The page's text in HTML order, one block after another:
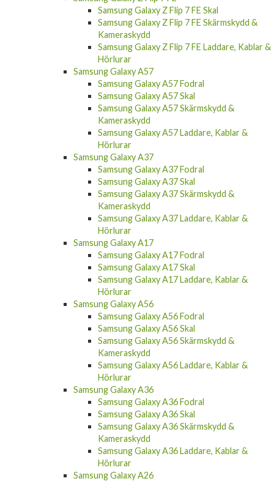
Samsung Galaxy Z Flip 7 FE Skal
Samsung Galaxy Z Flip 7 FE Skärmskydd &
Kameraskydd
Samsung Galaxy Z Flip 7 FE Laddare, Kablar &
Hörlurar
Samsung Galaxy A57
Samsung Galaxy A57 Fodral
Samsung Galaxy A57 Skal
Samsung Galaxy A57 Skärmskydd &
Kameraskydd
Samsung Galaxy A57 Laddare, Kablar &
Hörlurar
Samsung Galaxy A37
Samsung Galaxy A37 Fodral
Samsung Galaxy A37 Skal
Samsung Galaxy A37 Skärmskydd &
Kameraskydd
Samsung Galaxy A37 Laddare, Kablar &
Hörlurar
Samsung Galaxy A17
Samsung Galaxy A17 Fodral
Samsung Galaxy A17 Skal
Samsung Galaxy A17 Laddare, Kablar &
Hörlurar
Samsung Galaxy A56
Samsung Galaxy A56 Fodral
Samsung Galaxy A56 Skal
Samsung Galaxy A56 Skärmskydd &
Kameraskydd
Samsung Galaxy A56 Laddare, Kablar &
Hörlurar
Samsung Galaxy A36
Samsung Galaxy A36 Fodral
Samsung Galaxy A36 Skal
Samsung Galaxy A36 Skärmskydd &
Kameraskydd
Samsung Galaxy A36 Laddare, Kablar &
Hörlurar
Samsung Galaxy A26